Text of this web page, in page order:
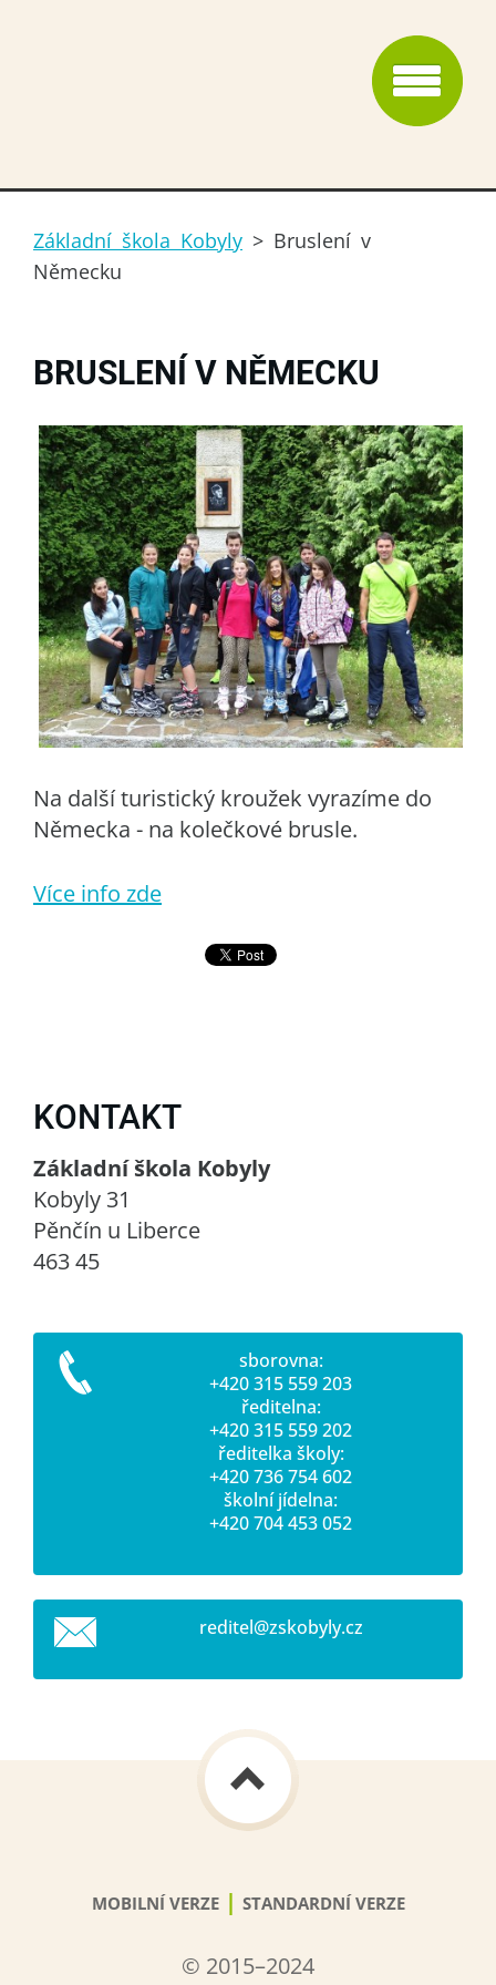
Základní škola Kobyly > Bruslení v
Německu
BRUSLENÍ V NĚMECKU
Na další turistický kroužek vyrazíme do
Německa - na kolečkové brusle.
Více info zde
KONTAKT
Základní škola Kobyly
Kobyly 31
Pěnčín u Liberce
463 45
sborovna:
+420 315 559 203
ředitelna:
+420 315 559 202
ředitelka školy:
+420 736 754 602
školní jídelna:
+420 704 453 052
reditel@zskobyly.cz
MOBILNÍ VERZE | STANDARDNÍ VERZE
© 2015–2024